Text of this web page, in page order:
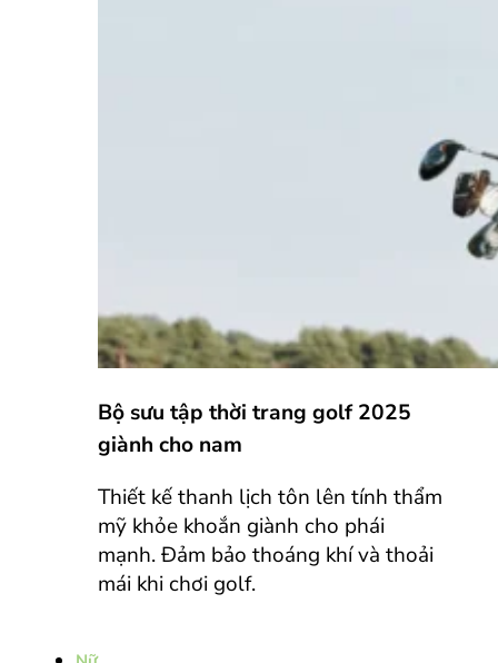
Bộ sưu tập thời trang golf 2025
giành cho nam
Thiết kế thanh lịch tôn lên tính thẩm
mỹ khỏe khoắn giành cho phái
mạnh. Đảm bảo thoáng khí và thoải
mái khi chơi golf.